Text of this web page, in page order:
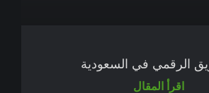
الرقمي في السعودية
اقرأ المقال